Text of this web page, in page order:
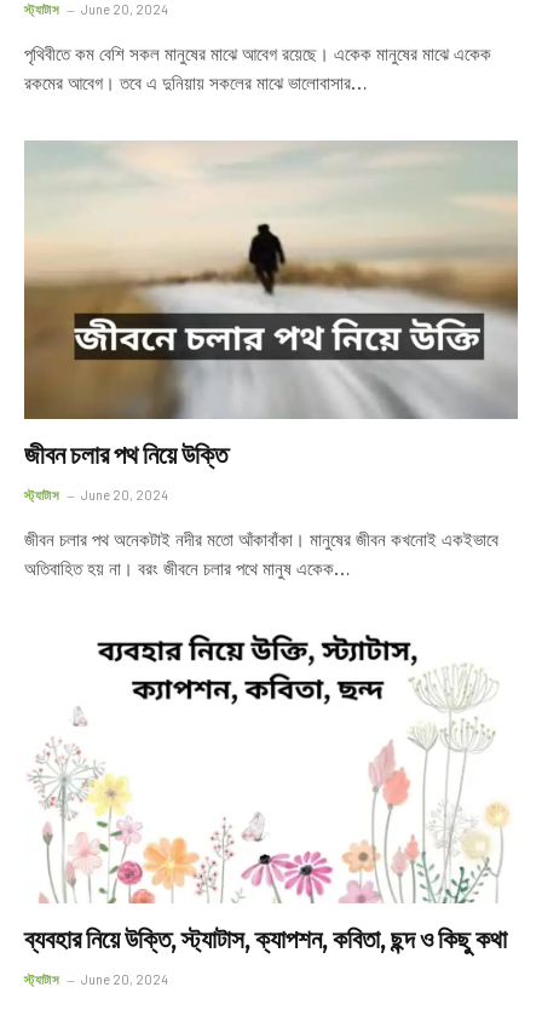
স্ট্যাটাস June 20, 2024
পৃথিবীতে কম বেশি সকল মানুষের মাঝে আবেগ রয়েছে। একেক মানুষের মাঝে একেক
রকমের আবেগ। তবে এ দুনিয়ায় সকলের মাঝে ভালোবাসার…
জীবন চলার পথ নিয়ে উক্তি
স্ট্যাটাস June 20, 2024
জীবন চলার পথ অনেকটাই নদীর মতো আঁকাবাঁকা। মানুষের জীবন কখনোই একইভাবে
অতিবাহিত হয় না। বরং জীবনে চলার পথে মানুষ একেক…
ব্যবহার নিয়ে উক্তি, স্ট্যাটাস, ক্যাপশন, কবিতা, ছন্দ ও কিছু কথা
স্ট্যাটাস June 20, 2024